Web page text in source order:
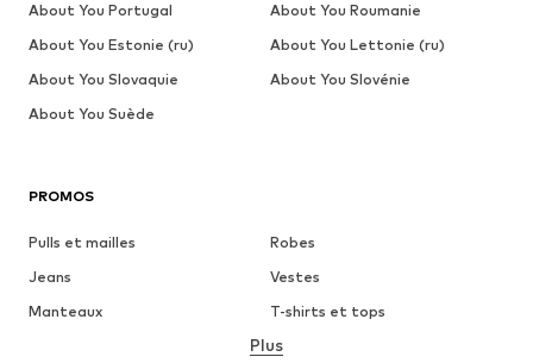
PROMOS
Pulls et mailles
Robes
Jeans
Vestes
Manteaux
T-shirts et tops
Lingerie
Plus
About You Portugal
About You Roumanie
About You Estonie (ru)
About You Lettonie (ru)
About You Slovaquie
About You Slovénie
About You Suède